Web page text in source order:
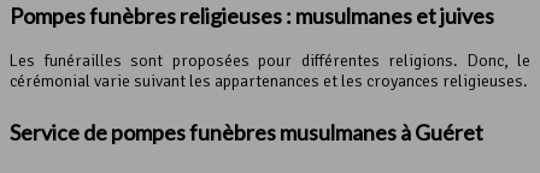
Pompes funèbres religieuses : musulmanes et juives
Les funérailles sont proposées pour différentes religions. Donc, le
cérémonial varie suivant les appartenances et les croyances religieuses.
Service de pompes funèbres musulmanes à Guéret